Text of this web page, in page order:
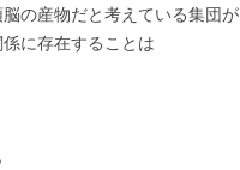
の産物だと考えている集団が
に存在することは